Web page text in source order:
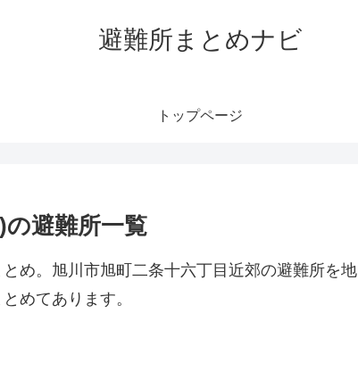
避難所まとめナビ
トップページ
避難所一覧
め。旭川市旭町二条十六丁目近郊の避難所を地
めてあります。